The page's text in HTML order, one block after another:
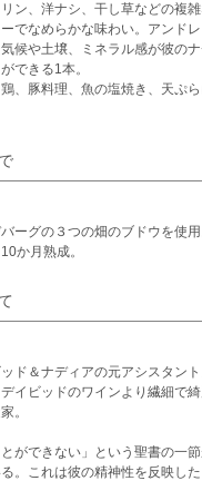
ン、洋ナシ、干し草などの複
でなめらかな味わい。アンド
候や土壌、ミネラル感が彼の
できる1本。
、豚料理、魚の塩焼き、天ぷ
ーグの３つの畑のブドウを使
か月熟成。
ド＆ナディアの元アシスタン
イビッドのワインより繊細で
。
とができない」という聖書の一
。これは彼の精神性を反映し